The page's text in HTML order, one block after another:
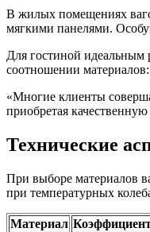
В жилых помещениях
мягкими панелями.
Для гостиной идеальным
соотношении
«Многие клиенты
приобретая
Технические
При выборе материалов
при температурных
Материал